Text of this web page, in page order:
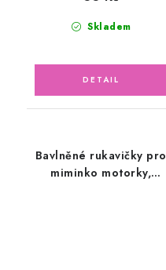
Skladem
Bavlněné rukavičky pro
miminko motorky,